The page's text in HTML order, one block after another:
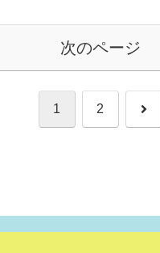
次のページ
1 2 次